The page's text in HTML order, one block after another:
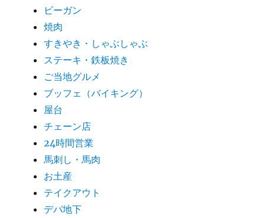
ビーガン
焼肉
すきやき・しゃぶしゃぶ
ステーキ・鉄板焼き
ご当地グルメ
ブッフェ（バイキング）
屋台
チェーン店
24時間営業
馬刺し・馬肉
お土産
テイクアウト
デパ地下